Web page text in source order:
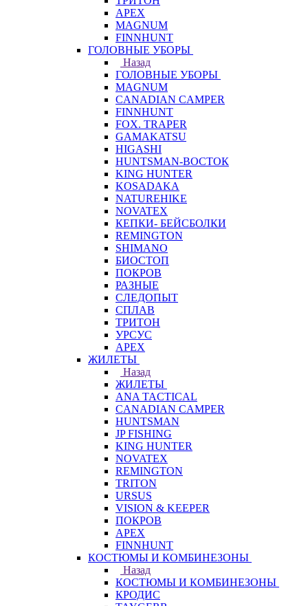
APEX
MAGNUM
FINNHUNT
ГОЛОВНЫЕ УБОРЫ
Назад
ГОЛОВНЫЕ УБОРЫ
MAGNUM
CANADIAN CAMPER
FINNHUNT
FOX. TRAPER
GAMAKATSU
HIGASHI
HUNTSMAN-ВОСТОК
KING HUNTER
KOSADAKA
NATUREHIKE
NOVATEX
КЕПКИ- БЕЙСБОЛКИ
REMINGTON
SHIMANO
БИОСТОП
ПОКРОВ
РАЗНЫЕ
СЛЕДОПЫТ
СПЛАВ
ТРИТОН
УРСУС
APEX
ЖИЛЕТЫ
Назад
ЖИЛЕТЫ
ANA TACTICAL
CANADIAN CAMPER
HUNTSMAN
JP FISHING
KING HUNTER
NOVATEX
REMINGTON
TRITON
URSUS
VISION & KEEPER
ПОКРОВ
APEX
FINNHUNT
КОСТЮМЫ И КОМБИНЕЗОНЫ
Назад
КОСТЮМЫ И КОМБИНЕЗОНЫ
КРОДИС